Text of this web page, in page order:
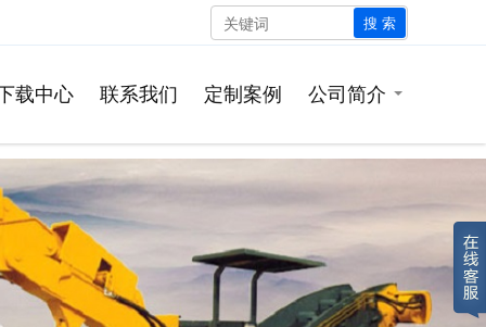
搜 索
载中心 联系我们 定制案例 公司简介